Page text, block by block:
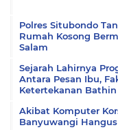
Polres Situbondo
Rumah Kosong
Salam
Sejarah Lahirnya
Antara Pesan Ibu,
Ketertekanan
Akibat Komputer
Banyuwangi